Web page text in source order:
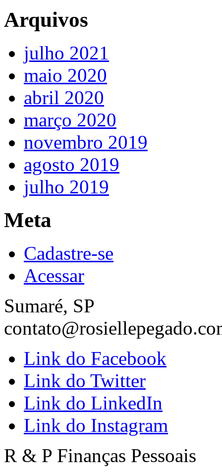
Arquivos
julho 2021
maio 2020
abril 2020
março 2020
novembro 2019
agosto 2019
julho 2019
Meta
Cadastre-se
Acessar
Sumaré, SP
Link do Facebook
Link do Twitter
Link do LinkedIn
Link do Instagram
R & P Finanças Pessoais